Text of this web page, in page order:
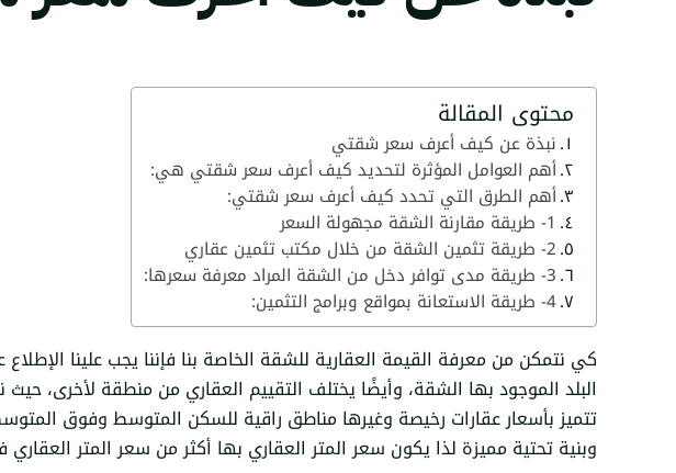
محتوى المقالة
نبذة عن كيف أعرف سعر شقتي
أهم العوامل المؤثرة لتحديد كيف أعرف سعر شقتي هي:
أهم الطرق التي تحدد كيف أعرف سعر شقتي:
1- طريقة مقارنة الشقة مجهولة السعر
2- طريقة تثمين الشقة من خلال مكتب تثمين عقاري
3- طريقة مدى توافر دخل من الشقة المراد معرفة سعرها:
4- طريقة الاستعانة بمواقع وبرامج التثمين:
كي نتمكن من معرفة القيمة العقارية للشقة الخاصة بنا فإننا يجب علينا
البلد الموجود بها الشقة، وأيضًا يختلف التقييم العقاري من منطقة لأخرى، حيث
تتميز بأسعار عقارات رخيصة وغيرها مناطق راقية للسكن المتوسط وفوق
وبنية تحتية مميزة لذا يكون سعر المتر العقاري بها أكثر من سعر المتر